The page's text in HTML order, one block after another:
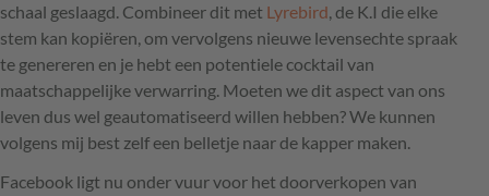
schaal geslaagd. Combineer dit met Lyrebird, de K.I die elke
stem kan kopiëren, om vervolgens nieuwe levensechte spraak
te genereren en je hebt een potentiele cocktail van
maatschappelijke verwarring. Moeten we dit aspect van ons
leven dus wel geautomatiseerd willen hebben? We kunnen
volgens mij best zelf een belletje naar de kapper maken.
Facebook ligt nu onder vuur voor het doorverkopen van